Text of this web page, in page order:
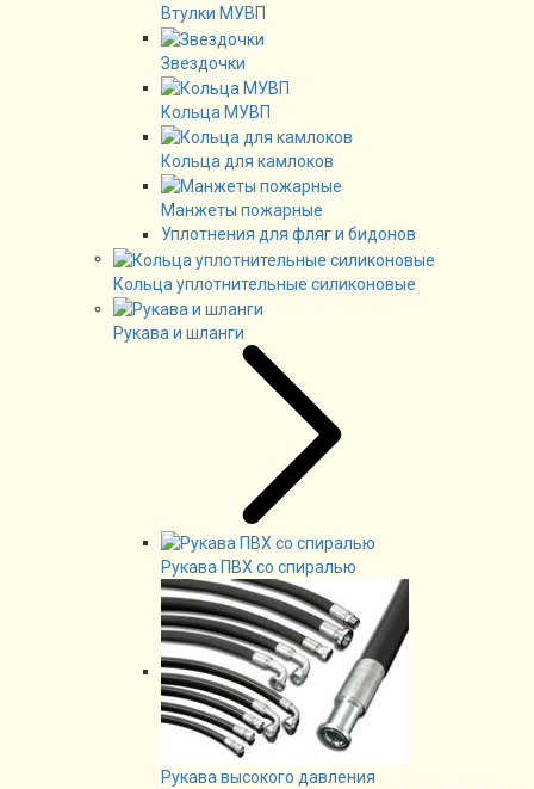
Втулки МУВП
Звездочки
Кольца МУВП
Кольца для камлоков
Манжеты пожарные
Уплотнения для фляг и бидонов
Кольца уплотнительные силиконовые
Рукава и шланги
Рукава ПВХ со спиралью
Рукава высокого давления